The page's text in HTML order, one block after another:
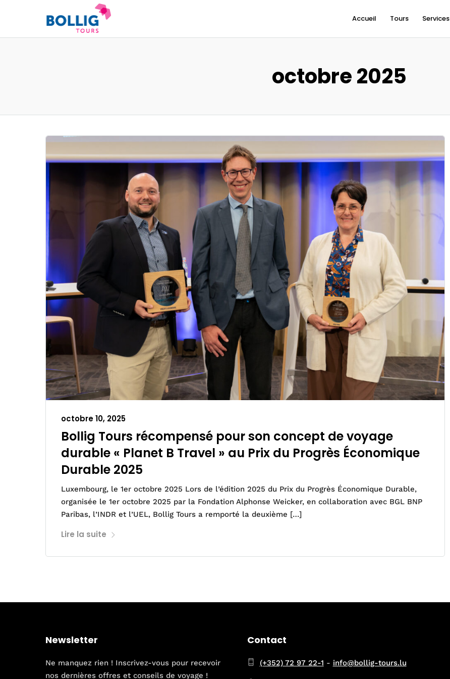
Accueil Tours Services
octobre 2025
octobre 10, 2025
Bollig Tours récompensé pour son concept de voyage
durable « Planet B Travel » au Prix du Progrès Économique
Durable 2025
Luxembourg, le 1er octobre 2025 Lors de l’édition 2025 du Prix du Progrès Économique Durable,
organisée le 1er octobre 2025 par la Fondation Alphonse Weicker, en collaboration avec BGL BNP
Paribas, l’INDR et l’UEL, Bollig Tours a remporté la deuxième […]
Lire la suite
Newsletter
Ne manquez rien ! Inscrivez-vous pour recevoir
nos dernières offres et conseils de voyage !
Contact
(+352) 72 97 22-1 - info@bollig-tours.lu